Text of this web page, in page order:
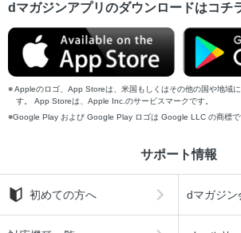
dマガジンアプリのダウンロードはコチ
Appleのロゴ、App Storeは、米国もしくはその他の国や地域
す。 App Storeは、Apple Inc.のサービスマークです。
Google Play および Google Play ロゴは Google LLC の商標で
サポート情報
初めての方へ dマガジン